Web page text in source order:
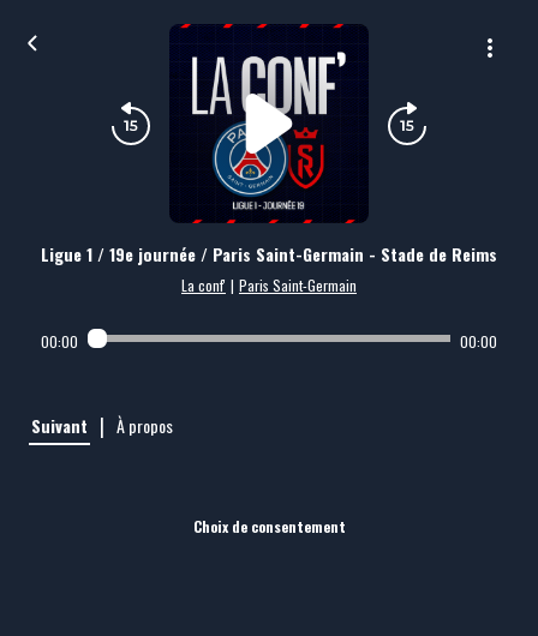
Ligue 1 / 19e journée / Paris Saint-Germain - Stade de Reims
La conf' | Paris Saint-Germain
00:00 00:00
Suivant | À propos
Choix de consentement